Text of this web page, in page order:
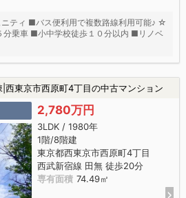
ティ ■バス便利用で複数路線利用可能♪ ☆
分乗車 ■小中学校徒歩１０分以内 ■リノベ
西東京市西原町4丁目の中古マンション
2,780万円
3LDK / 1980年
1階/8階建
東京都西東京市西原町4丁目
西武新宿線 田無 徒歩20分
専有面積 74.49㎡